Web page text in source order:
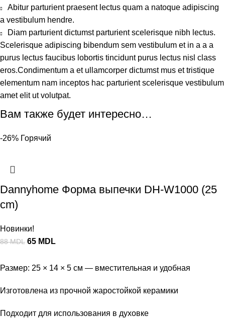
Abitur parturient praesent lectus quam a natoque adipiscing
a vestibulum hendre.
Diam parturient dictumst parturient scelerisque nibh lectus.
Scelerisque adipiscing bibendum sem vestibulum et in a a a
purus lectus faucibus lobortis tincidunt purus lectus nisl class
eros.Condimentum a et ullamcorper dictumst mus et tristique
elementum nam inceptos hac parturient scelerisque vestibulum
amet elit ut volutpat.
Вам также будет интересно…
-26% Горячий
Dannyhome Форма выпечки DH-W1000 (25
cm)
Новинки!
88MDL 65 MDL
Размер: 25 × 14 × 5 см — вместительная и удобная
Изготовлена из прочной жаростойкой керамики
Подходит для использования в духовке